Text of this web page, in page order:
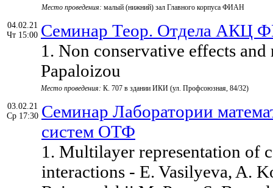
Место проведения: малый (нижний) зал Главного корпуса ФИАН
04.02.21
Чт 15:00 Семинар Теор. Отдела АКЦ
1. Non conservative effects
Papaloizou
Место проведения: К. 707 в здании ИКИ (ул. Профсоюзная, 84/32)
03.02.21
Ср 17:30 Семинар Лаборатории
систем ОТФ
1. Multilayer representation of
interactions - E. Vasilyeva, A.